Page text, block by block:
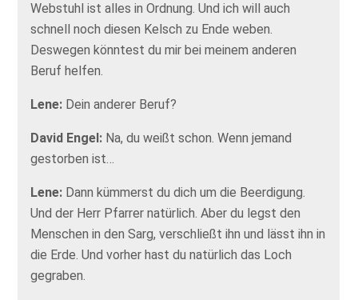
Webstuhl ist alles in Ordnung. Und ich will auch
schnell noch diesen Kelsch zu Ende weben.
Deswegen könntest du mir bei meinem anderen
Beruf helfen.
Lene: Dein anderer Beruf?
David Engel: Na, du weißt schon. Wenn jemand
gestorben ist…
Lene: Dann kümmerst du dich um die Beerdigung.
Und der Herr Pfarrer natürlich. Aber du legst den
Menschen in den Sarg, verschließt ihn und lässt ihn in
die Erde. Und vorher hast du natürlich das Loch
gegraben.